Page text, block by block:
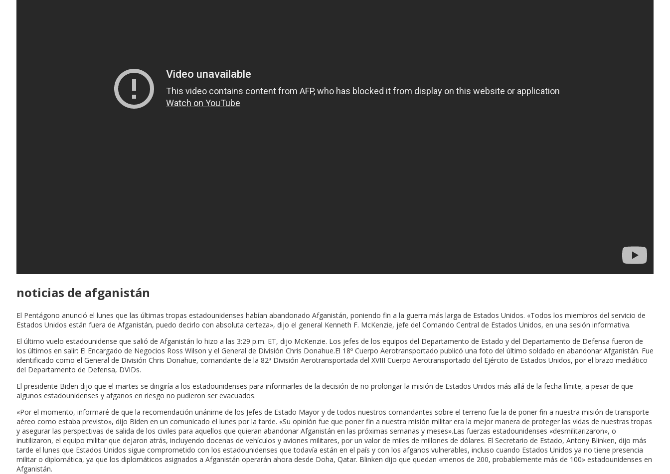
noticias de afganistán
El Pentágono anunció el lunes que las últimas tropas estadounidenses habían abandonado Afganistán, poniendo fin a la guerra más larga de Estados Unidos. «Todos los miembros del servicio de
Estados Unidos están fuera de Afganistán, puedo decirlo con absoluta certeza», dijo el general Kenneth F. McKenzie, jefe del Comando Central de Estados Unidos, en una sesión informativa.
El último vuelo estadounidense que salió de Afganistán lo hizo a las 3:29 p.m. ET, dijo McKenzie. Los jefes de los equipos del Departamento de Estado y del Departamento de Defensa fueron de
los últimos en salir: El Encargado de Negocios Ross Wilson y el General de División Chris Donahue.El 18º Cuerpo Aerotransportado publicó una foto del último soldado en abandonar Afganistán. Fue
identificado como el General de División Chris Donahue, comandante de la 82ª División Aerotransportada del XVIII Cuerpo Aerotransportado del Ejército de Estados Unidos, por el brazo mediático
del Departamento de Defensa, DVIDs.
El presidente Biden dijo que el martes se dirigiría a los estadounidenses para informarles de la decisión de no prolongar la misión de Estados Unidos más allá de la fecha límite, a pesar de que
algunos estadounidenses y afganos en riesgo no pudieron ser evacuados.
«Por el momento, informaré de que la recomendación unánime de los Jefes de Estado Mayor y de todos nuestros comandantes sobre el terreno fue la de poner fin a nuestra misión de transporte
aéreo como estaba previsto», dijo Biden en un comunicado el lunes por la tarde. «Su opinión fue que poner fin a nuestra misión militar era la mejor manera de proteger las vidas de nuestras tropas
y asegurar las perspectivas de salida de los civiles para aquellos que quieran abandonar Afganistán en las próximas semanas y meses».Las fuerzas estadounidenses «desmilitarizaron», o
inutilizaron, el equipo militar que dejaron atrás, incluyendo docenas de vehículos y aviones militares, por un valor de miles de millones de dólares. El Secretario de Estado, Antony Blinken, dijo más
tarde el lunes que Estados Unidos sigue comprometido con los estadounidenses que todavía están en el país y con los afganos vulnerables, incluso cuando Estados Unidos ya no tiene presencia
militar o diplomática, ya que los diplomáticos asignados a Afganistán operarán ahora desde Doha, Qatar. Blinken dijo que quedan «menos de 200, probablemente más de 100» estadounidenses en
Afganistán.